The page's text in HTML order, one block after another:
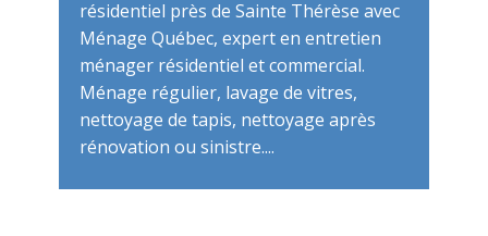
résidentiel près de Sainte Thérèse avec
Ménage Québec, expert en entretien
ménager résidentiel et commercial.
Ménage régulier, lavage de vitres,
nettoyage de tapis, nettoyage après
rénovation ou sinistre....